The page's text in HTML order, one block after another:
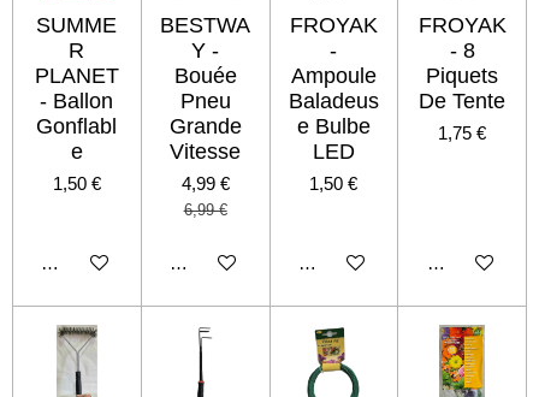
SUMME
R
PLANET
- Ballon
Gonflabl
e
1,50 €
Ajouter au panier
BESTWA
Y -
Bouée
Pneu
Grande
Vitesse
4,99 €
6,99 €
Ajouter au panier
FROYAK
-
Ampoule
Baladeus
e Bulbe
LED
1,50 €
Ajouter au panier
FROYAK
- 8
Piquets
De Tente
1,75 €
Ajouter au